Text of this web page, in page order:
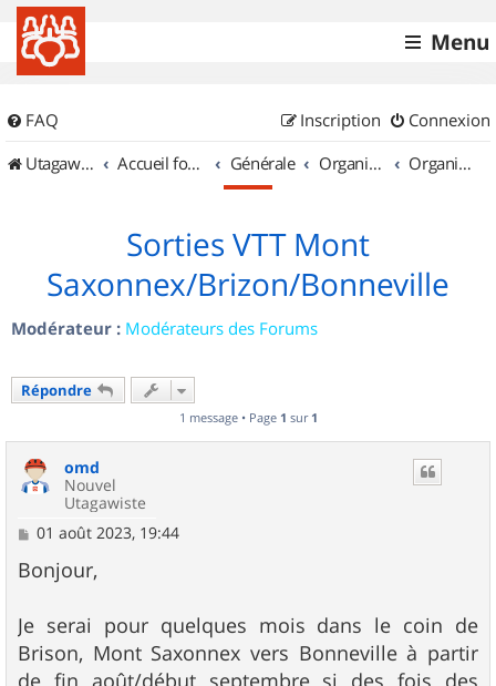
Menu
FAQ Connexion
Inscription
UtagawaVTT (Randos VTT et VTTAE avec traces GPS)
Accueil forum Générale Organisation de sorties & Recherche de partenaires Organisation de sorties en région Rhône Alpes
Sorties VTT Mont
Saxonnex/Brizon/Bonneville
Modérateur : Modérateurs des Forums
Répondre
1 message • Page 1 sur 1
omd
Nouvel
Utagawiste
M
s
s
g
e
01 août 2023, 19:44
Bonjour,
Je serai pour quelques mois dans le coin de
Brison, Mont Saxonnex vers Bonneville à partir